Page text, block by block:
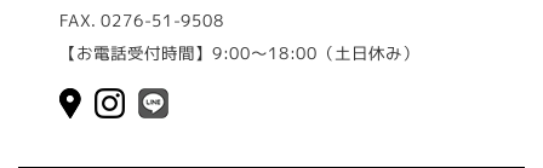
FAX.0276-51-9508
【お電話受付時間】9:00～18:00（土日休み）